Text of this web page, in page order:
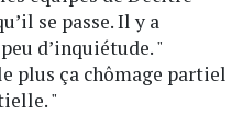
se passe. Il y a
d’inquiétude. "
plus ça chômage partiel
"